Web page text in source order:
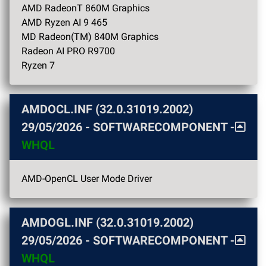
AMD RadeonT 860M Graphics
AMD Ryzen AI 9 465
MD Radeon(TM) 840M Graphics
Radeon AI PRO R9700
Ryzen 7
AMDOCL.INF (32.0.31019.2002)
29/05/2026 - SOFTWARECOMPONENT -
WHQL
AMD-OpenCL User Mode Driver
AMDOGL.INF (32.0.31019.2002)
29/05/2026 - SOFTWARECOMPONENT -
WHQL